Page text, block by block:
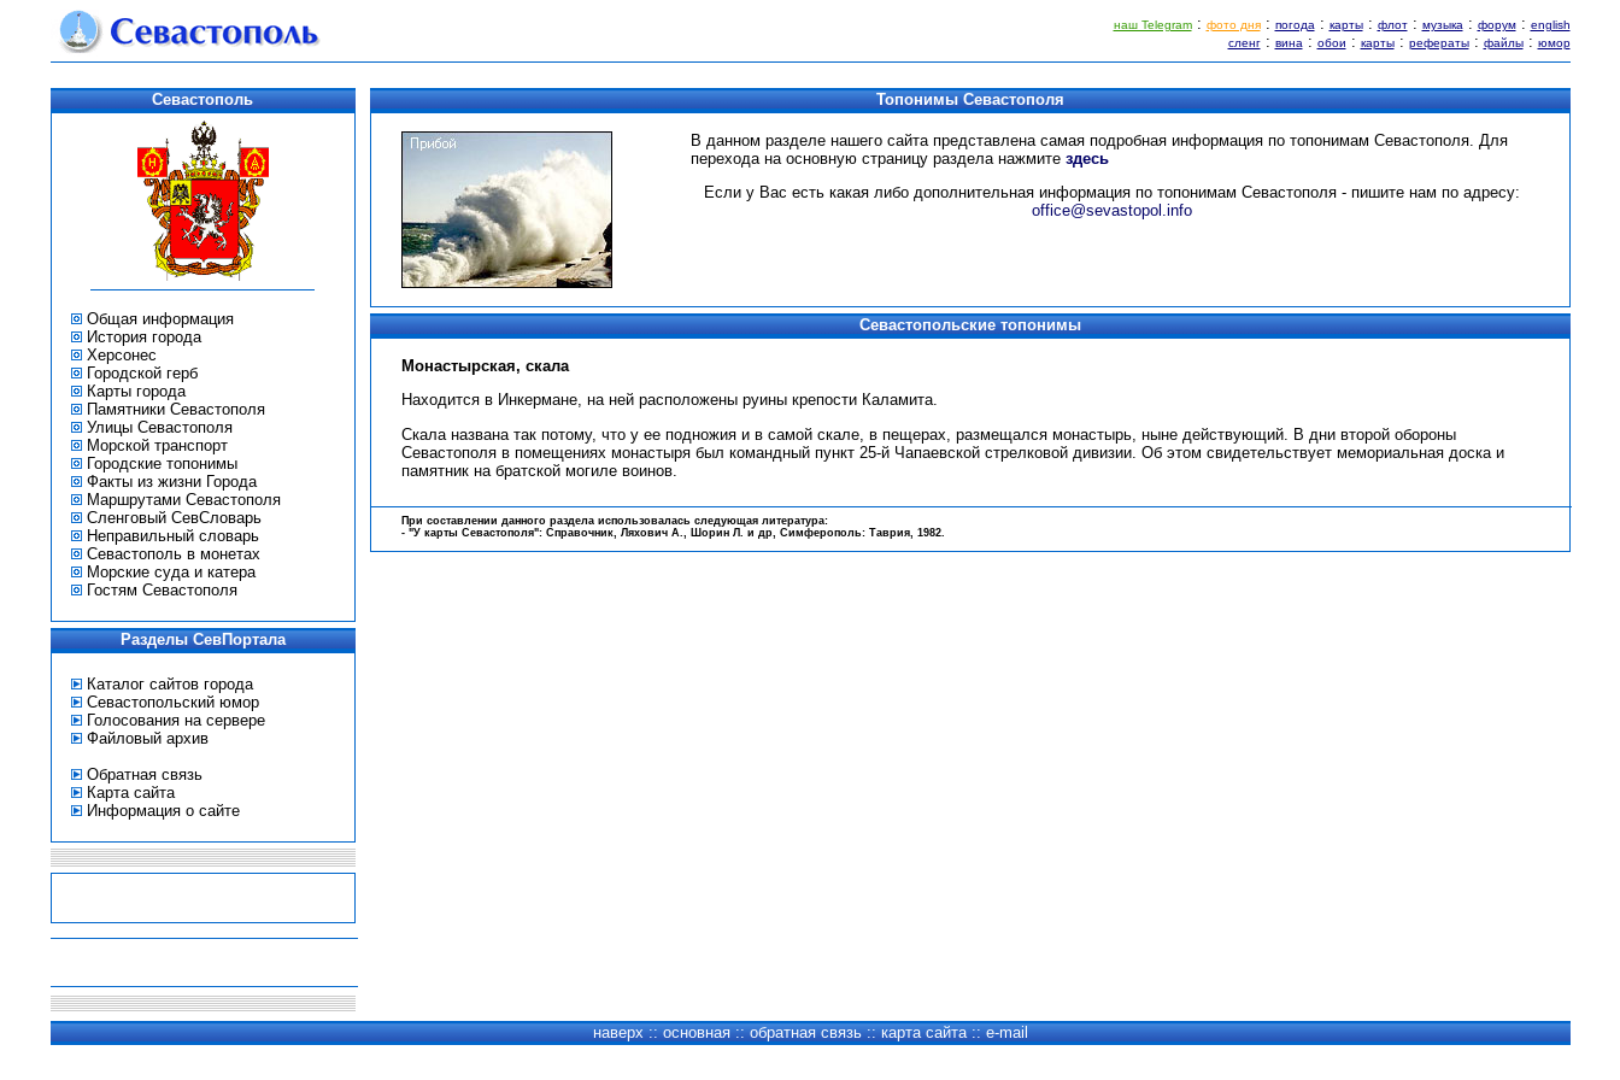
наш Telegram: фото дня: погода: карты: флот: музыка: форум: english
сленг: вина: обои : карты: рефераты: файлы: юмор
Севастополь
Общая информация
История города
Херсонес
Городской герб
Карты города
Памятники Севастополя
Улицы Севастополя
Морской транспорт
Городские топонимы
Факты из жизни Города
Маршрутами Севастополя
Сленговый СевСловарь
Неправильный словарь
Севастополь в монетах
Морские суда и катера
Гостям Севастополя
Разделы СевПортала
Каталог сайтов города
Севастопольский юмор
Голосования на сервере
Файловый архив
Обратная связь
Карта сайта
Информация о сайте
Топонимы Севастополя
В данном разделе нашего сайта представлена самая подробная информация по топонимам Севастополя. Для
перехода на основную страницу раздела нажмите здесь
Если у Вас есть какая либо дополнительная информация по топонимам Севастополя - пишите нам по адресу:
office@sevastopol.info
Севастопольские топонимы
Монастырская, скала
Находится в Инкермане, на ней расположены руины крепости Каламита.
Скала названа так потому, что у ее подножия и в самой скале, в пещерах, размещался монастырь, ныне действующий. В дни второй обороны
Севастополя в помещениях монастыря был командный пункт 25-й Чапаевской стрелковой дивизии. Об этом свидетельствует мемориальная доска и
памятник на братской могиле воинов.
При составлении данного раздела использовалась следующая литература:
- "У карты Севастополя": Справочник, Ляхович А., Шорин Л. и др, Симферополь: Таврия, 1982.
наверх ::основная ::обратная связь :: карта сайта::e-mail